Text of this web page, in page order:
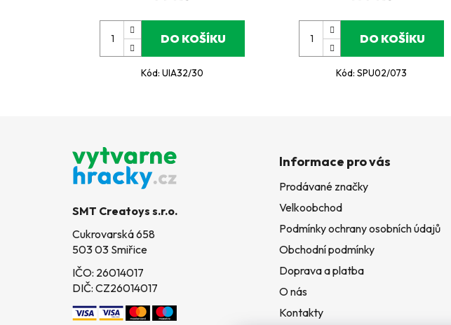
DO KOŠÍKU
Kód: UIA32/30
DO KOŠÍKU
Kód:SPU02/073
SMT Creatoys s.r.o.
Cukrovarská 658
503 03 Smiřice
IČO: 26014017
DIČ: CZ26014017
Informace pro vás
Prodávané značky
Velkoobchod
Podmínky ochrany osobních údajů
Obchodní podmínky
Doprava a platba
O nás
Kontakty